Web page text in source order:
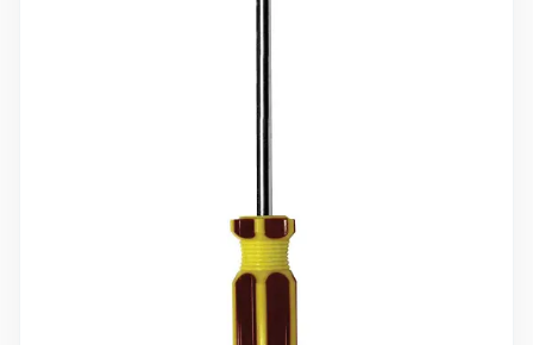
Минимальный заказ
Оплата